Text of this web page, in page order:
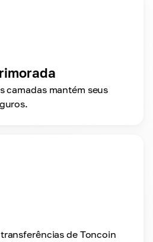
camadas mantém seus
de Toncoin